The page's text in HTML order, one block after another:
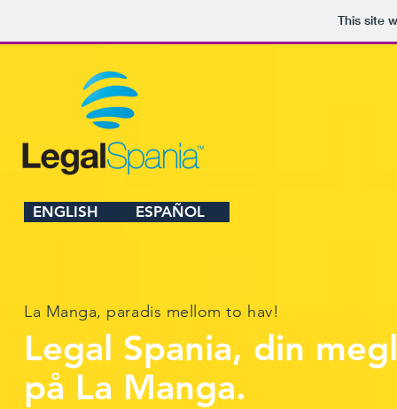
This site
ENGLISH ESPAÑOL
La Manga, paradis mellom to hav!
Legal Spania, din
på La Manga.